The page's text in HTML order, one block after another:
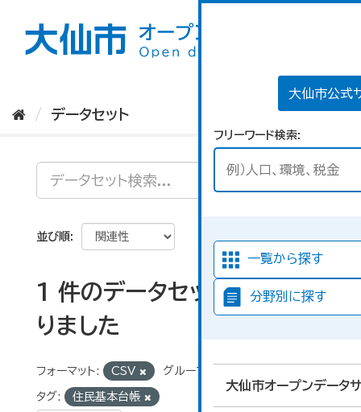
大仙市公式
フリーワード検索
一覧から探す
分野別に探す
大仙市オープンデータ
データセット
並び順
1 件のデータセットが見つか
りました
フォーマット: CSV グループ:
タグ: 住民基本台帳